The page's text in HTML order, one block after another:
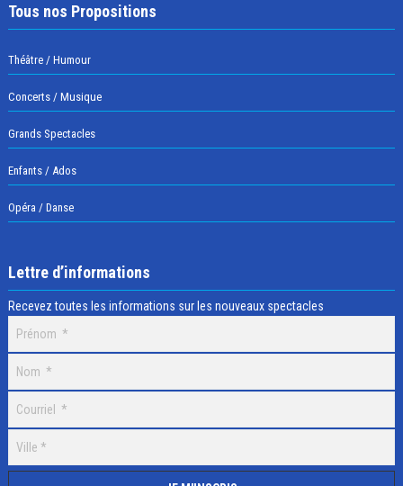
Tous nos Propositions
Théâtre / Humour
Concerts / Musique
Grands Spectacles
Enfants / Ados
Opéra / Danse
Lettre d’informations
Recevez toutes les informations sur les nouveaux spectacles